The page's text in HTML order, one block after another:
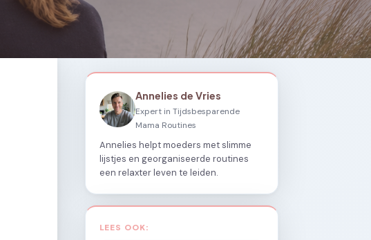
Annelies de Vries
Expert in Tijdsbesparende
Mama Routines
Annelies helpt moeders met slimme
lijstjes en georganiseerde routines
een relaxter leven te leiden.
LEES OOK: